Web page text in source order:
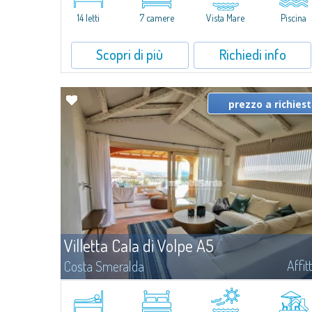
caratterizzata da un'invidiabile posizione panoramica...
14 letti 7 camere Vista Mare Piscina
Scopri di più Richiedi info
Villetta Cala di Volpe A5
Costa Smeralda
​Nuova elegante villetta inserita in un complesso residenziale di
recente costruzione a due passi da Porto Cervo, affacciato sulla
prezzo a